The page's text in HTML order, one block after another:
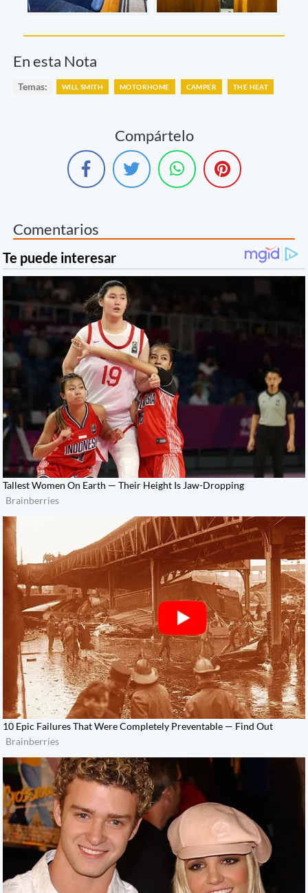
En esta Nota
Temas: WILL SMITH MOTORHOME CAMPER THE HEAT
Compártelo
Comentarios